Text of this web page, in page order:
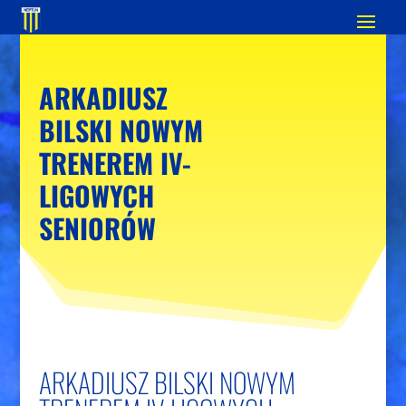
ARKADIUSZ
BILSKI NOWYM
TRENEREM IV-
LIGOWYCH
SENIORÓW
ARKADIUSZ BILSKI NOWYM